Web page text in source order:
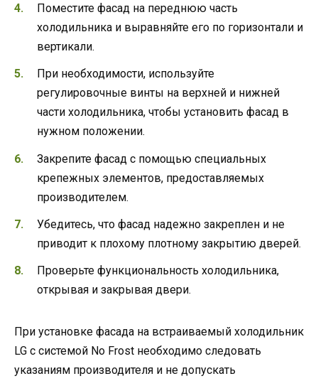
Поместите фасад на переднюю часть
холодильника и выравняйте его по горизонтали и
вертикали.
При необходимости, используйте
регулировочные винты на верхней и нижней
части холодильника, чтобы установить фасад в
нужном положении.
Закрепите фасад с помощью специальных
крепежных элементов, предоставляемых
производителем.
Убедитесь, что фасад надежно закреплен и не
приводит к плохому плотному закрытию дверей.
Проверьте функциональность холодильника,
открывая и закрывая двери.
При установке фасада на встраиваемый холодильник
LG с системой No Frost необходимо следовать
указаниям производителя и не допускать